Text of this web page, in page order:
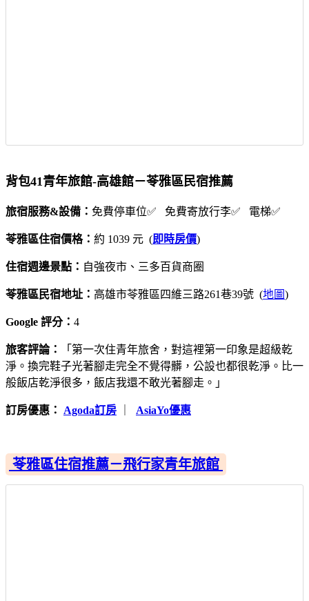
背包41青年旅館-高雄館－苓雅區民宿推薦
旅宿服務&設備： 免費停車位✅ 免費寄放行李✅ 電梯✅
苓雅區住宿價格： 約 1039 元 (即時房價)
住宿週邊景點： 自強夜市、三多百貨商圈
苓雅區民宿地址： 高雄市苓雅區四維三路261巷39號 (地圖)
Google 評分： 4
旅客評論：
「第一次住青年旅舍，對這裡第一印象是超級乾
淨。換完鞋子光著腳走完全不覺得髒，公設也都很乾淨。比一
般飯店乾淨很多，飯店我還不敢光著腳走。」
訂房優惠： Agoda訂房 AsiaYo優惠
苓雅區住宿推薦－飛行家青年旅館